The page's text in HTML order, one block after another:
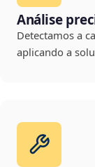
Análise
Detectamos a
aplicando a